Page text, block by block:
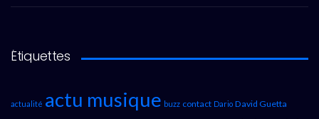
Étiquettes
actualité actu musique buzz contact Dario David Guetta